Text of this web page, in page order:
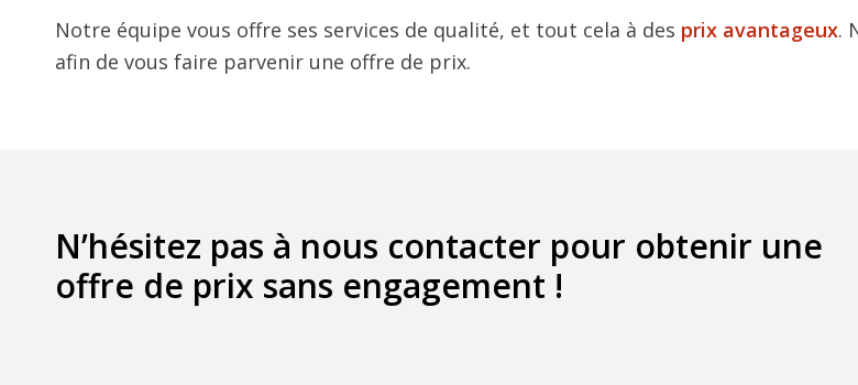
Notre équipe vous offre ses services de qualité, et tout cela à des prix avantageux.
afin de vous faire parvenir une offre de prix.
N’hésitez pas à nous contacter pour obtenir une
offre de prix sans engagement !